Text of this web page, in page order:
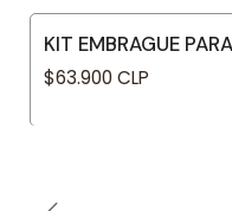
KIT EMBRAGUE
$63.900 CLP